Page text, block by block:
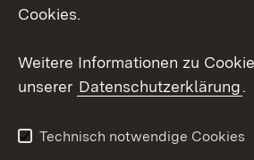
Youtube
Kontakt
Barrierefreiheit
Cookies.
Weitere Informationen zu
unserer Datenschutzerklärung.
Technisch notwendige Cookies